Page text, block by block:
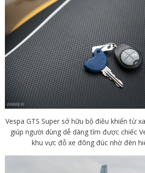
Vespa GTS Super sở hữu bộ điều khiển từ
giúp người dùng dễ dàng tìm được chiếc
khu vực đỗ xe đông đúc nhờ đèn